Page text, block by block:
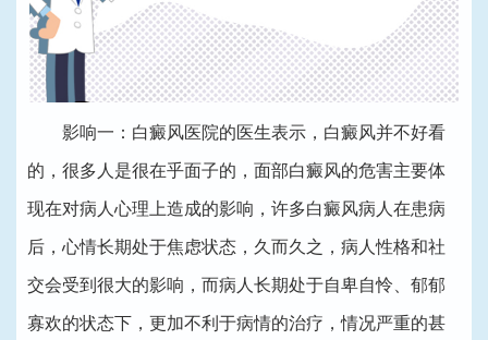
影响一：白癜风医院的医生表示，白癜风并不好看
的，很多人是很在乎面子的，面部白癜风的危害主要体
现在对病人心理上造成的影响，许多白癜风病人在患病
后，心情长期处于焦虑状态，久而久之，病人性格和社
交会受到很大的影响，而病人长期处于自卑自怜、郁郁
寡欢的状态下，更加不利于病情的治疗，情况严重的甚